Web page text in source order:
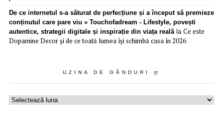
De ce internetul s-a săturat de perfecțiune și a început să premieze
conținutul care pare viu » Touchofadream - Lifestyle, povești
autentice, strategii digitale și inspirație din viața realăla Ce este
Dopamine Decor și de ce toată lumea își schimbă casa în 2026
UZINA DE GÂNDURI Ღ
Uzina